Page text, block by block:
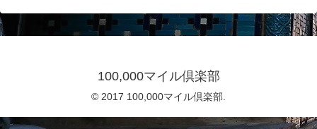
100,000マイル倶楽部
© 2017 100,000マイル倶楽部.